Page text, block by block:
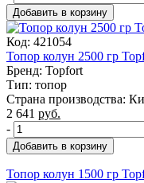
Добавить в корзину
Код: 421054
Топор колун 2500 гр
Бренд: Topfort
Тип: топор
Страна производства:
2 641 руб.
-
Добавить в корзину
Топор колун 1500 гр